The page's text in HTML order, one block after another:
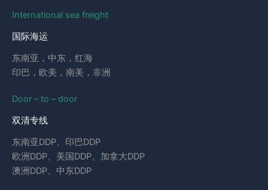
International sea freight
国际海运
东南亚，中东，红海
印巴，欧美，南美，非洲
Door – to – door
双清专线
东南亚DDP、印巴DDP
欧洲DDP、美国DDP、加拿大DDP
澳洲DDP、中东DDP